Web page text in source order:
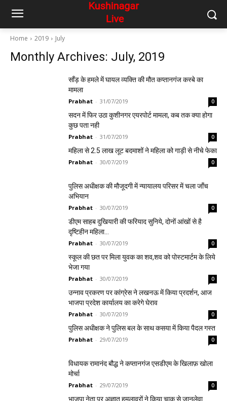
Home 2019 July
Monthly Archives: July, 2019
साँड़ के हमले में घायल व्यक्ति की मौत कप्तानगंज कस्बे का
मामला
Prabhat - 31/07/2019 0
सदन में फिर उठा कुशीनगर एयरपोर्ट मामला, कब तक क्या होगा
कुछ पता नही
Prabhat - 31/07/2019 0
महिला से 2.5 लाख लूट बदमाशों ने महिला को गाड़ी से नीचे फेका
Prabhat - 30/07/2019 0
पुलिस अधीक्षक की मौजूदगी में न्यायालय परिसर में चला जाँच
अभियान
Prabhat - 30/07/2019 0
डीएम साहब दुखियारी की फरियाद सुनिये, दोनों आंखों से है
दृष्टिहीन महिला…
Prabhat - 30/07/2019 0
स्कूल की छत पर मिला युवक का शव,शव को पोस्टमार्टम के लिये
भेजा गया
Prabhat - 30/07/2019 0
उन्नाव प्रकरण पर कांग्रेस ने लखनऊ में किया प्रदर्शन, आज
भाजपा प्रदेश कार्यालय का करेगे घेराव
Prabhat - 30/07/2019 0
पुलिस अधीक्षक ने पुलिस बल के साथ कसया में किया पैदल गस्त
Prabhat - 29/07/2019 0
विधायक रामानंद बौद्ध ने कप्तानगंज एसडीएम के खिलाफ़ खोला
मोर्चा
Prabhat - 29/07/2019 0
भाजपा नेता पर अज्ञात हमलावरों ने किया चाकू से जानलेवा